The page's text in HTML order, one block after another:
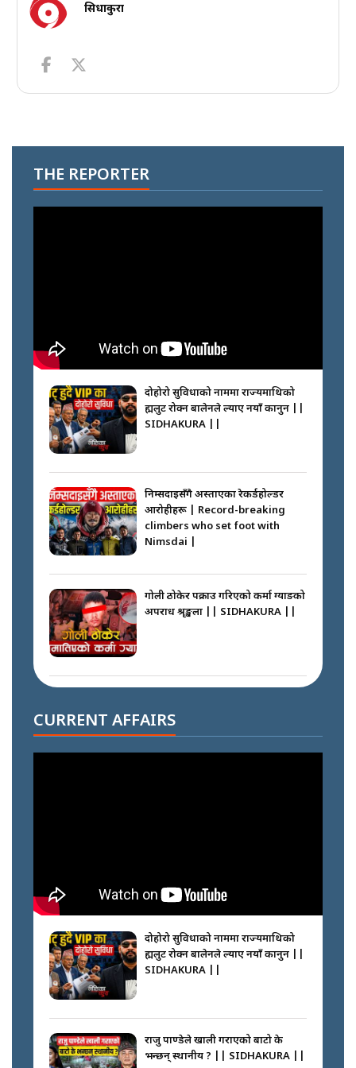
सिधाकुरा
THE REPORTER
दोहोरो सुविधाको नाममा राज्यमाथिको
ब्रह्मलुट रोक्न बालेनले ल्याए नयाँ कानुन ||
SIDHAKURA ||
निम्सदाइसँगै अस्ताएका रेकर्डहोल्डर
आरोहीहरू | Record-breaking
climbers who set foot with
Nimsdai |
गोली ठोकेर पक्राउ गरिएको कर्मा ग्याङको
अपराध श्रृङ्खला || SIDHAKURA ||
सल्किएको आगो निभाउनेहरू ||
SIDHAKURA || THE REPORTER
कप्तानगञ्जपछि मधेसमा के हुँदैछ ?
आगो निभाउने कि तेल थप्ने ? WHATS
HAPPENING IN MADHESH ? ||
भयो ? के के भयो ? || SUNSARI
CASE || SIDHAKURA || THE
REPORTER ||
CURRENT AFFAIRS
दोहोरो सुविधाको नाममा राज्यमाथिको
ब्रह्मलुट रोक्न बालेनले ल्याए नयाँ कानुन ||
SIDHAKURA ||
राजु पाण्डेले खाली गराएको बाटो के
भन्छन् स्थानीय ? || SIDHAKURA ||